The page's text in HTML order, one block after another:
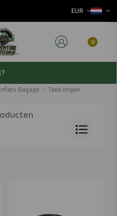
EUR
0
Bagage Tank ringen